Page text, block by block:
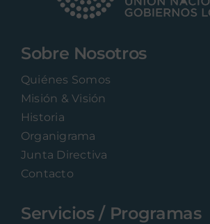
Sobre Nosotros
Quiénes Somos
Misión & Visión
Historia
Organigrama
Junta Directiva
Contacto
Servicios / Programas